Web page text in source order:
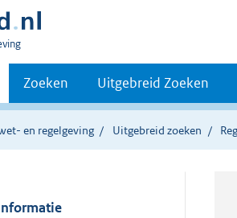
Zoeken Uitgebreid Zoeken
en regelgeving Uitgebreid zoeken